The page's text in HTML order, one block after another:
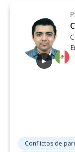
▶
Conflictos de